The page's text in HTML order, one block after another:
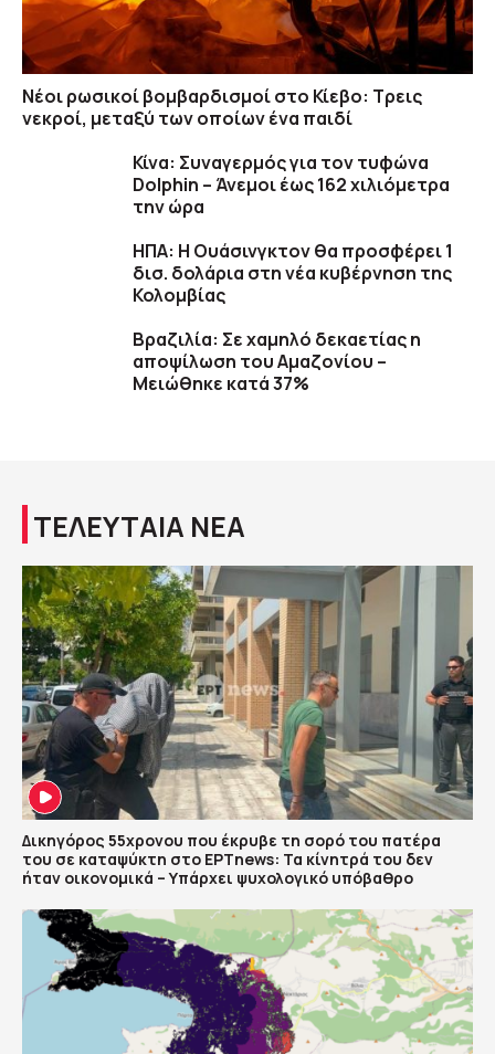
Νέοι ρωσικοί βομβαρδισμοί στο Κίεβο: Τρεις
νεκροί, μεταξύ των οποίων ένα παιδί
Κίνα: Συναγερμός για τον τυφώνα
Dolphin – Άνεμοι έως 162 χιλιόμετρα
την ώρα
ΗΠΑ: H Ουάσινγκτον θα προσφέρει 1
δισ. δολάρια στη νέα κυβέρνηση της
Κολομβίας
Βραζιλία: Σε χαμηλό δεκαετίας η
αποψίλωση του Αμαζονίου –
Μειώθηκε κατά 37%
ΤΕΛΕΥΤΑΙΑ ΝΕΑ
Δικηγόρος 55χρονου που έκρυβε τη σορό του πατέρα
του σε καταψύκτη στο ΕΡΤnews: Τα κίνητρά του δεν
ήταν οικονομικά – Υπάρχει ψυχολογικό υπόβαθρο